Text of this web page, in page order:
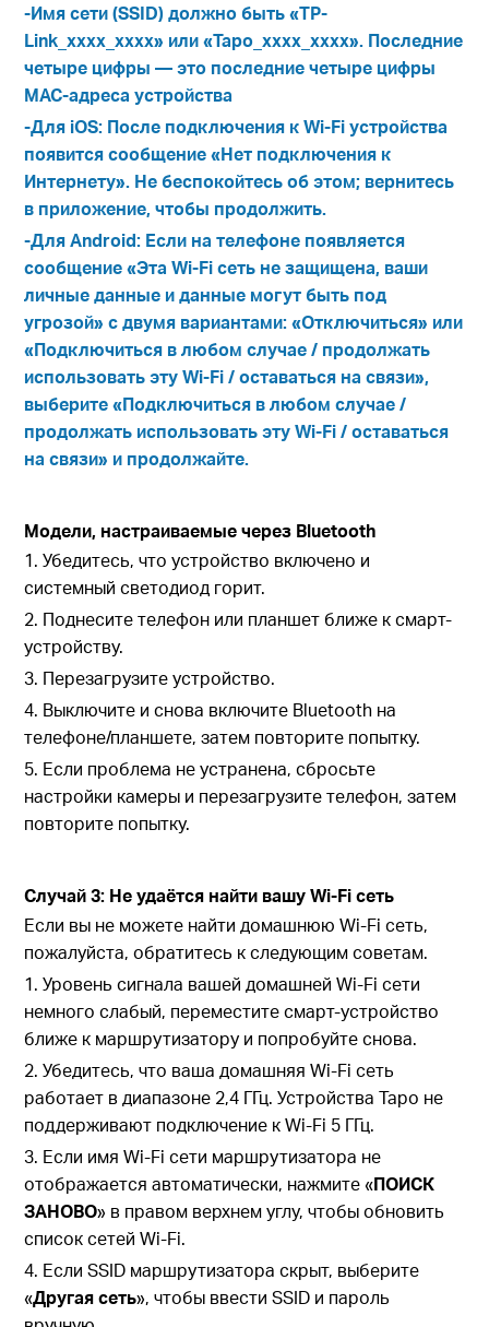
-Имя сети (SSID) должно быть «TP-
Link_xxxx_xxxx» или «Tapo_xxxx_xxxx». Последние
четыре цифры — это последние четыре цифры
MAC-адреса устройства
-Для iOS: После подключения к Wi-Fi устройства
появится сообщение «Нет подключения к
Интернету». Не беспокойтесь об этом; вернитесь
в приложение, чтобы продолжить.
-Для Android: Если на телефоне появляется
сообщение «Эта Wi-Fi сеть не защищена, ваши
личные данные и данные могут быть под
угрозой» с двумя вариантами: «Отключиться» или
«Подключиться в любом случае / продолжать
использовать эту Wi-Fi / оставаться на связи»,
выберите «Подключиться в любом случае /
продолжать использовать эту Wi-Fi / оставаться
на связи» и продолжайте.
Модели, настраиваемые через Bluetooth
1. Убедитесь, что устройство включено и
системный светодиод горит.
2. Поднесите телефон или планшет ближе к смарт-
устройству.
3. Перезагрузите устройство.
4. Выключите и снова включите Bluetooth на
телефоне/планшете, затем повторите попытку.
5. Если проблема не устранена, сбросьте
настройки камеры и перезагрузите телефон, затем
повторите попытку.
Случай 3: Не удаётся найти вашу Wi-Fi сеть
Если вы не можете найти домашнюю Wi-Fi сеть,
пожалуйста, обратитесь к следующим советам.
1. Уровень сигнала вашей домашней Wi-Fi сети
немного слабый, переместите смарт-устройство
ближе к маршрутизатору и попробуйте снова.
2. Убедитесь, что ваша домашняя Wi-Fi сеть
работает в диапазоне 2,4 ГГц. Устройства Tapo не
поддерживают подключение к Wi-Fi 5 ГГц.
3. Если имя Wi-Fi сети маршрутизатора не
отображается автоматически, нажмите «ПОИСК
ЗАНОВО» в правом верхнем углу, чтобы обновить
список сетей Wi-Fi.
4. Если SSID маршрутизатора скрыт, выберите
«Другая сеть», чтобы ввести SSID и пароль